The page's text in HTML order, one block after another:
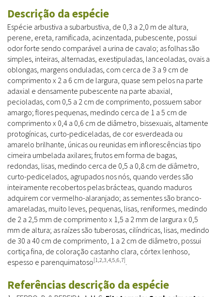
Descrição da espécie
Espécie arbustiva a subarbustiva, de 0,3 a 2,0 m de altura,
perene, ereta, ramificada, acinzentada, pubescente, possui
odor forte sendo comparável a urina de cavalo; as folhas são
simples, inteiras, alternadas, exestipuladas, lanceoladas, ovais a
oblongas, margens onduladas, com cerca de 3 a 9 cm de
comprimento x 2 a 6 cm de largura, quase sem pelos na parte
adaxial e densamente pubescente na parte abaxial,
pecioladas, com 0,5 a 2 cm de comprimento, possuem sabor
amargo; flores pequenas, medindo cerca de 1 a 5 cm de
comprimento x 0,4 a 0,6 cm de diâmetro, bissexuais, altamente
protogínicas, curto-pediceladas, de cor esverdeada ou
amarelo brilhante, únicas ou reunidas em inflorescências tipo
cimeira umbelada axilares; frutos em forma de bagas,
redondas, lisas, medindo cerca de 0,5 a 0,8 cm de diâmetro,
curto-pedicelados, agrupados nos nós, quando verdes são
inteiramente recobertos pelas brácteas, quando maduros
adquirem cor vermelho-alaranjado; as sementes são branco-
amareladas, muito leves, pequenas, lisas, reniformes, medindo
de 2 a 2,5 mm de comprimento x 1,5 a 2 mm de largura x 0,5
mm de altura; as raízes são tuberosas, cilíndricas, lisas, medindo
de 30 a 40 cm de comprimento, 1 a 2 cm de diâmetro, possui
cortiça fina, de coloração castanho clara, córtex lenhoso,
espesso e parenquimatoso[1,2,3,4,5,6,7]
Referências descrição da espécie